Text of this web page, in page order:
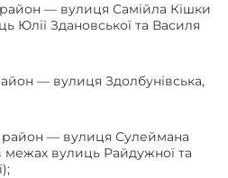
район — вулиця Самійла Кішки
Юлії Здановської та Василя
— вулиця Здолбунівська,
район — вулиця Сулеймана
межах вулиць Райдужної та